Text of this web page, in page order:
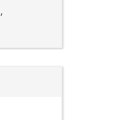
,